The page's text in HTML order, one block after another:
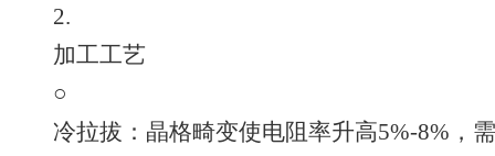
2.
加工工艺
○
冷拉拔：晶格畸变使电阻率升高5%-8%，